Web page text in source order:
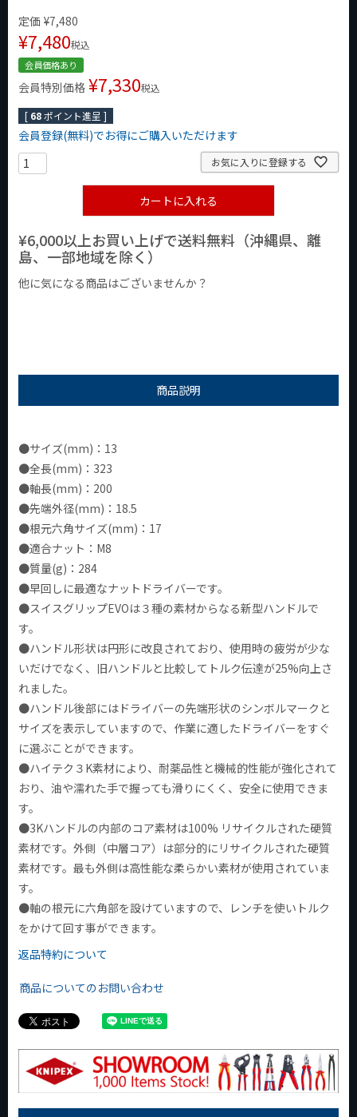
定価 ¥7,480
¥7,480税込
会員価格あり
会員特別価格 ¥7,330税込
[ 68ポイント進呈 ]
会員登録(無料)でお得にご購入いただけます
お気に入りに登録する
カートに入れる
¥6,000以上お買い上げで送料無料（沖縄県、離
島、一部地域を除く）
他に気になる商品はございませんか？
商品説明
●サイズ(mm)：13
●全長(mm)：323
●軸長(mm)：200
●先端外径(mm)：18.5
●根元六角サイズ(mm)：17
●適合ナット：M8
●質量(g)：284
●早回しに最適なナットドライバーです。
●スイスグリップEVOは３種の素材からなる新型ハンドルで
す。
●ハンドル形状は円形に改良されており、使用時の疲労が少な
いだけでなく、旧ハンドルと比較してトルク伝達が25%向上さ
れました。
●ハンドル後部にはドライバーの先端形状のシンボルマークと
サイズを表示していますので、作業に適したドライバーをすぐ
に選ぶことができます。
●ハイテク３K素材により、耐薬品性と機械的性能が強化されて
おり、油や濡れた手で握っても滑りにくく、安全に使用できま
す。
●3Kハンドルの内部のコア素材は100% リサイクルされた硬質
素材です。外側（中層コア）は部分的にリサイクルされた硬質
素材です。最も外側は高性能な柔らかい素材が使用されていま
す。
●軸の根元に六角部を設けていますので、レンチを使いトルク
をかけて回す事ができます。
返品特約について
商品についてのお問い合わせ